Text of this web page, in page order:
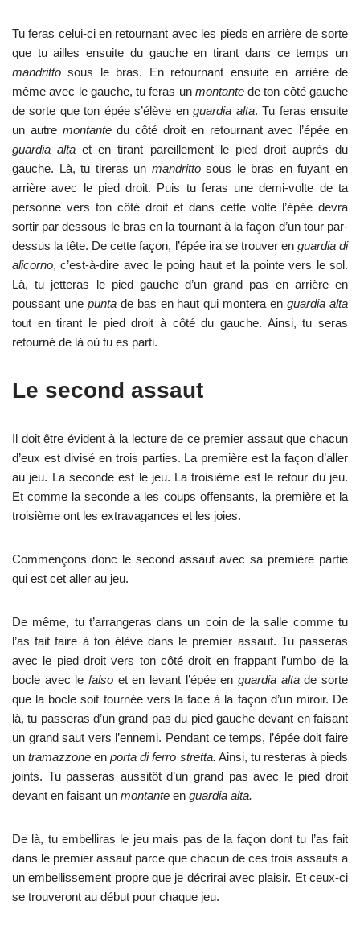
Tu feras celui-ci en retournant avec les pieds en arrière de sorte
que tu ailles ensuite du gauche en tirant dans ce temps un
mandritto sous le bras. En retournant ensuite en arrière de
même avec le gauche, tu feras un montantede ton côté gauche
de sorte que ton épée s’élève enguardia alta. Tu feras ensuite
un autre montantedu côté droit en retournant avec l’épée en
guardia alta et en tirant pareillement le pied droit auprès du
gauche. Là, tu tireras un mandrittosous le bras en fuyant en
arrière avec le pied droit. Puis tu feras une demi-volte de ta
personne vers ton côté droit et dans cette volte l’épée devra
sortir par dessous le bras en la tournant à la façon d’un tour par-
dessus la tête. De cette façon, l’épée ira se trouver en guardia di
alicorno, c’est-à-dire avec le poing haut et la pointe vers le sol.
Là, tu jetteras le pied gauche d’un grand pas en arrière en
poussant une puntade bas en haut qui montera enguardia alta
tout en tirant le pied droit à côté du gauche. Ainsi, tu seras
retourné de là où tu es parti.
Le second assaut
Il doit être évident à la lecture de ce premier assaut que chacun
d’eux est divisé en trois parties. La première est la façon d’aller
au jeu. La seconde est le jeu. La troisième est le retour du jeu.
Et comme la seconde a les coups offensants, la première et la
troisième ont les extravagances et les joies.
Commençons donc le second assaut avec sa première partie
qui est cet aller au jeu.
De même, tu t’arrangeras dans un coin de la salle comme tu
l’as fait faire à ton élève dans le premier assaut. Tu passeras
avec le pied droit vers ton côté droit en frappant l’umbo de la
bocle avec le falso et en levant l’épée en guardia altade sorte
que la bocle soit tournée vers la face à la façon d’un miroir. De
là, tu passeras d’un grand pas du pied gauche devant en faisant
un grand saut vers l’ennemi. Pendant ce temps, l’épée doit faire
untramazzone enporta di ferro stretta. Ainsi, tu resteras à pieds
joints. Tu passeras aussitôt d’un grand pas avec le pied droit
devant en faisant un montante en guardia alta.
De là, tu embelliras le jeu mais pas de la façon dont tu l’as fait
dans le premier assaut parce que chacun de ces trois assauts a
un embellissement propre que je décrirai avec plaisir. Et ceux-ci
se trouveront au début pour chaque jeu.